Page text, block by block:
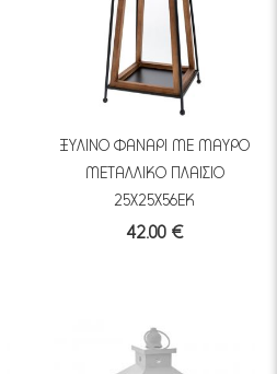
ΞΥΛΙΝΟ ΦΑΝΑΡΙ ΜΕ ΜΑΥΡΟ
ΜΕΤΑΛΛΙΚΟ ΠΛΑΙΣΙΟ
25Χ25Χ56ΕΚ
42.00 €